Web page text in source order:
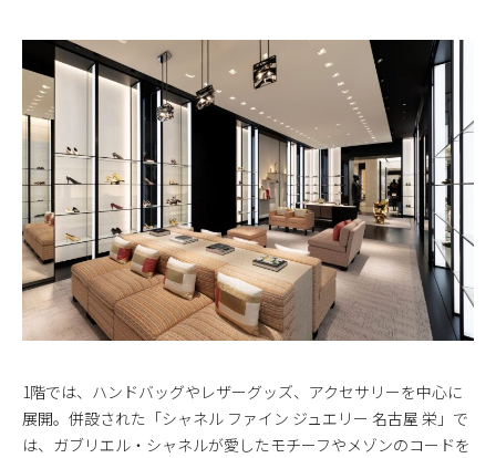
1階では、ハンドバッグやレザーグッズ、アクセサリーを中心に
展開。併設された「シャネル ファイン ジュエリー 名古屋 栄」で
は、ガブリエル・シャネルが愛したモチーフやメゾンのコードを